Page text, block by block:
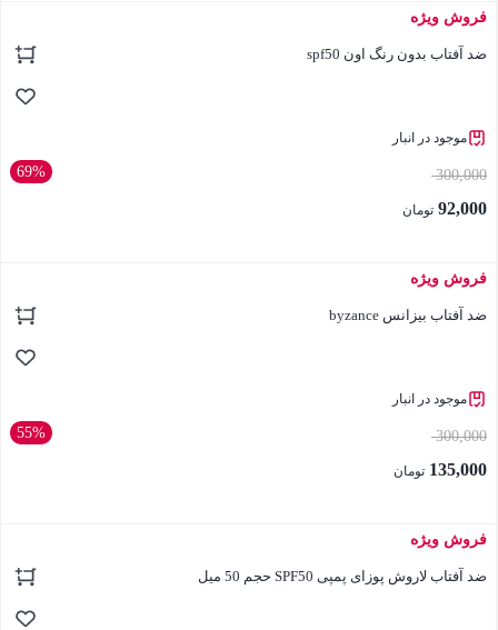
بستن
فروش ویژه
ضد آفتاب بدون رنگ اون spf50
موجود در انبار
69% 300,000
92,000 تومان
بستن
فروش ویژه
ضد آفتاب بیزانس byzance
موجود در انبار
55% 300,000
135,000 تومان
بستن
فروش ویژه
ضد آفتاب لاروش پوزای پمپی SPF50 حجم 50 میل